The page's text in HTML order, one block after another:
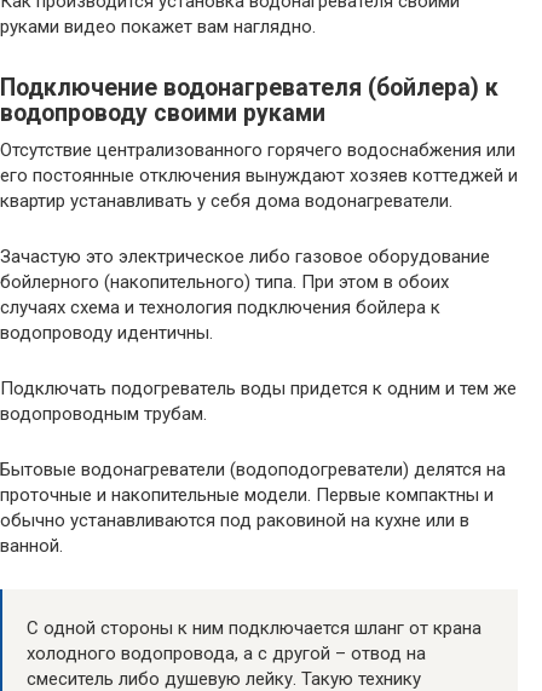
руками видео покажет вам наглядно.
Подключение водонагревателя (бойлера) к
водопроводу своими руками
Отсутствие централизованного горячего водоснабжения или
его постоянные отключения вынуждают хозяев коттеджей и
квартир устанавливать у себя дома водонагреватели.
Зачастую это электрическое либо газовое оборудование
бойлерного (накопительного) типа. При этом в обоих
случаях схема и технология подключения бойлера к
водопроводу идентичны.
Подключать подогреватель воды придется к одним и тем же
водопроводным трубам.
Бытовые водонагреватели (водоподогреватели) делятся на
проточные и накопительные модели. Первые компактны и
обычно устанавливаются под раковиной на кухне или в
ванной.
С одной стороны к ним подключается шланг от крана
холодного водопровода, а с другой – отвод на
смеситель либо душевую лейку. Такую технику